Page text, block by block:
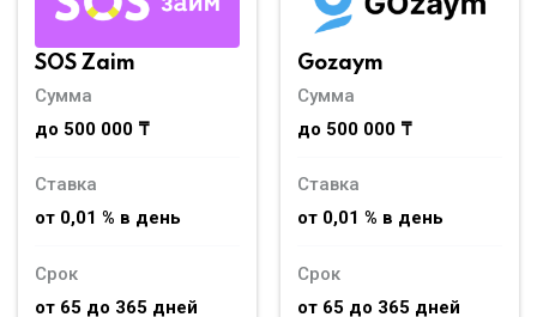
SOS Zaim
Сумма
до 500 000 ₸
Ставка
от 0,01 % в день
Срок
от 65 до 365 дней
Gozaym
Сумма
до 500 000 ₸
Ставка
от 0,01 % в день
Срок
от 65 до 365 дней